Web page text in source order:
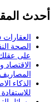
أحدث
العقارات في مصر 2025 :
على عقلك
المصاريف
للاستفادة